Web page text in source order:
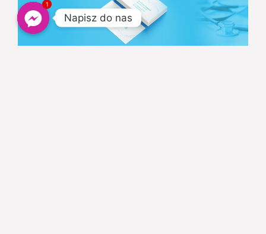
1
Napisz do nas